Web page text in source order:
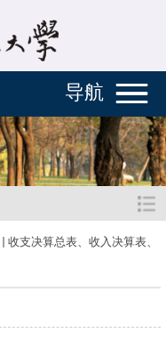
导航
收支决算总表、收入决算表、